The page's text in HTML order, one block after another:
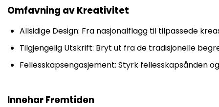
Omfavning av Kreativitet
Allsidige Design: Fra nasjonalflagg til tilpassede
Tilgjengelig Utskrift: Bryt ut fra de tradisjonelle
Fellesskapsengasjement: Styrk fellesskapsånden
Innehar Fremtiden